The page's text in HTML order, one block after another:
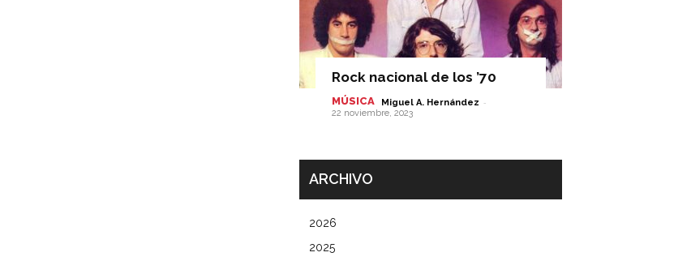
Rock nacional de los ’70
MÚSICA Miguel A. Hernández -
22 noviembre, 2023
ARCHIVO
2026
2025